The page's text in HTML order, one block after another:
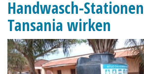
Handwasch-
Tansania wirken